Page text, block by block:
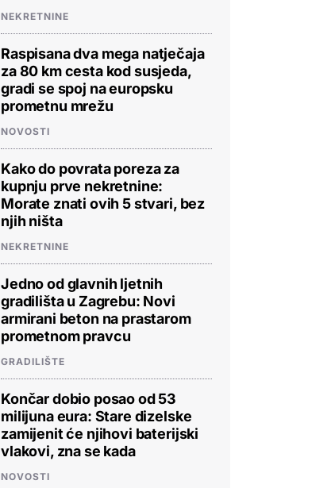
NEKRETNINE
Raspisana dva mega natječaja
za 80 km cesta kod susjeda,
gradi se spoj na europsku
prometnu mrežu
NOVOSTI
Kako do povrata poreza za
kupnju prve nekretnine:
Morate znati ovih 5 stvari, bez
njih ništa
NEKRETNINE
Jedno od glavnih ljetnih
gradilišta u Zagrebu: Novi
armirani beton na prastarom
prometnom pravcu
GRADILIŠTE
Končar dobio posao od 53
milijuna eura: Stare dizelske
zamijenit će njihovi baterijski
vlakovi, zna se kada
NOVOSTI